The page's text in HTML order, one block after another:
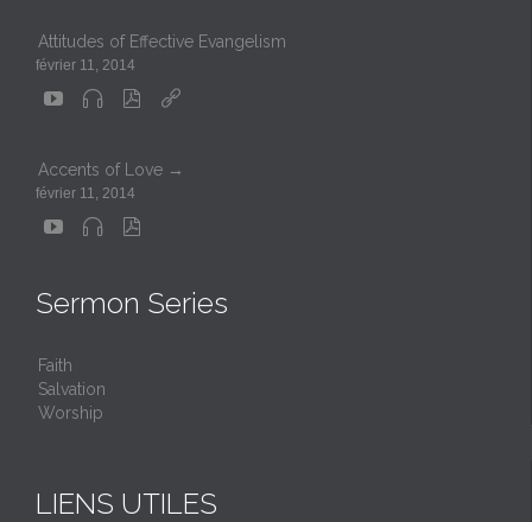
Attitudes of Effective Evangelism
février 11, 2014
   
Accents of Love →
février 11, 2014
  
Sermon Series
Faith
Salvation
Worship
LIENS UTILES